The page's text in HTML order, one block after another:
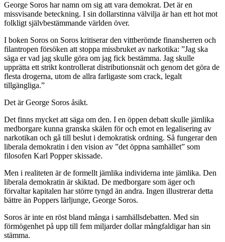
George Soros har namn om sig att vara demokrat. Det är en
missvisande beteckning. I sin dollarstinna välvilja är han ett hot mot
folkligt självbestämmande världen över.
I boken Soros on Soros kritiserar den vittberömde finansherren och
filantropen försöken att stoppa missbruket av narkotika: ”Jag ska
säga er vad jag skulle göra om jag fick bestämma. Jag skulle
upprätta ett strikt kontrollerat distributionsnät och genom det göra de
flesta drogerna, utom de allra farligaste som crack, legalt
tillgängliga.”
Det är George Soros åsikt.
Det finns mycket att säga om den. I en öppen debatt skulle jämlika
medborgare kunna granska skälen för och emot en legalisering av
narkotikan och gå till beslut i demokratisk ordning. Så fungerar den
liberala demokratin i den vision av ”det öppna samhället” som
filosofen Karl Popper skissade.
Men i realiteten är de formellt jämlika individerna inte jämlika. Den
liberala demokratin är skiktad. De medborgare som äger och
förvaltar kapitalen har större tyngd än andra. Ingen illustrerar detta
bättre än Poppers lärljunge, George Soros.
Soros är inte en röst bland många i samhällsdebatten. Med sin
förmögenhet på upp till fem miljarder dollar mångfaldigar han sin
stämma.